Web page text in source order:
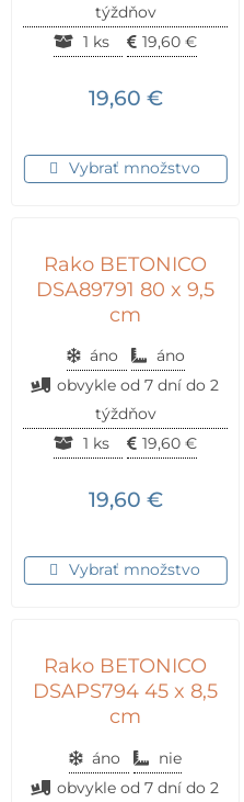
týždňov
1 ks
19,60 €
19,60 €
Vybrať množstvo
Rako BETONICO
DSA89791 80 x 9,5
cm
áno
áno
obvykle od 7 dní do 2
týždňov
1 ks
19,60 €
19,60 €
Vybrať množstvo
Rako BETONICO
DSAPS794 45 x 8,5
cm
áno
nie
obvykle od 7 dní do 2